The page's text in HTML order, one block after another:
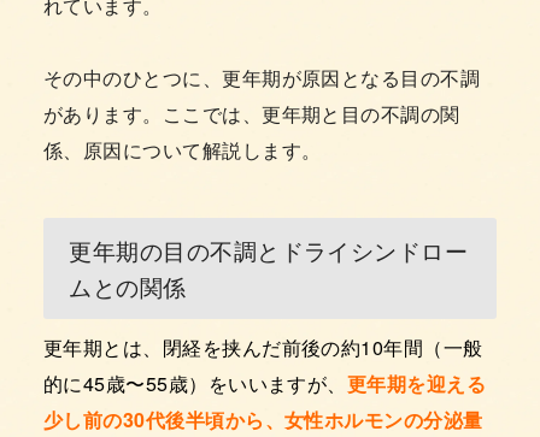
その中のひとつに、更年期が原因となる目の不調
があります。ここでは、更年期と目の不調の関
係、原因について解説します。
更年期の目の不調とドライシンドロー
ムとの関係
更年期とは、閉経を挟んだ前後の約10年間（一般
的に45歳〜55歳）をいいますが、 更年期を迎える
少し前の30代後半頃から、女性ホルモンの分泌量